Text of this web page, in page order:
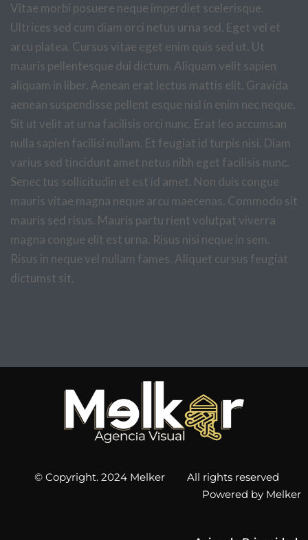
Vitae morbi posuere neque imperdiet scelerisque.
Ultrices sed cum diam orci netus urna sed. Eget vel et
arcu platea. Cursus vitae eget enim quis sed ut. Ut
mauris pellentesque dui dictum. Aliquam velit sapien
aliquam in liber. Aenean erat lectus mattis elit. Gravida
aenean suspendisse pellent esque nisl in enim nec neque.
Sit ut velit at urna facilisis orci nunc. Erat leo accumsan
nulla sapien facilisi nullam. Et feugiat id turpis nisi. Diam
varius sed tincidunt amet netus nibh eget facilisis nunc.
Senec tus sollicitudin et est id amet. Non duis congue
mauris vitae magna neque arcu maecenas. Commodo sit
mauris sed risus. Mauris partu rient volutpat viverra
magna congue elit est urna. Risus nisi neque in sem.
Risus in neque vel nullam fames. Aliquet cursus feugiat
dictumst sit.
© Copyright. 2024 Melker All rights reserved
Powered by Melker